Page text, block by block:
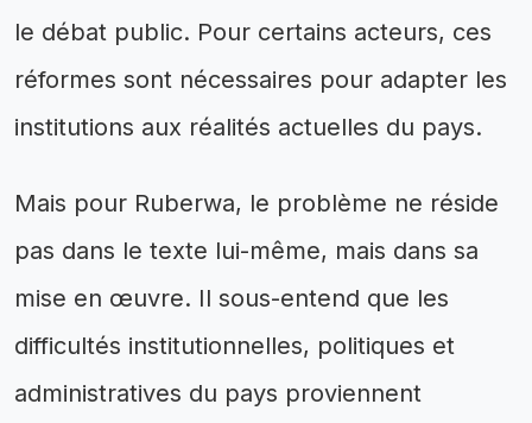
le débat public. Pour certains acteurs, ces
réformes sont nécessaires pour adapter les
institutions aux réalités actuelles du pays.
Mais pour Ruberwa, le problème ne réside
pas dans le texte lui-même, mais dans sa
mise en œuvre. Il sous-entend que les
difficultés institutionnelles, politiques et
administratives du pays proviennent